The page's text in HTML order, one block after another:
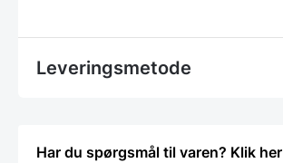
Leveringsmetode
Har du spørgsmål til varen? Klik her